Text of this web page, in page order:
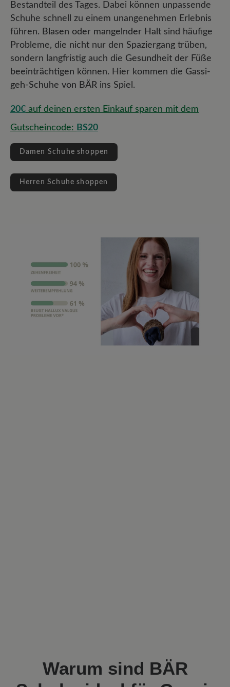
Bestandteil des Tages. Dabei können unpassende
Schuhe schnell zu einem unangenehmen Erlebnis
führen. Blasen oder mangelnder Halt sind häufige
Probleme, die nicht nur den Spaziergang trüben,
sondern langfristig auch die Gesundheit der Füße
beeinträchtigen können. Hier kommen die Gassi-
geh-Schuhe von BÄR ins Spiel.
20€ auf deinen ersten Einkauf sparen mit dem
Gutscheincode: BS20
Damen Schuhe shoppen
Herren Schuhe shoppen
Warum sind BÄR